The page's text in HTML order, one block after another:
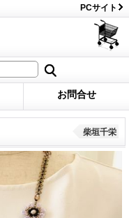
PCサイト
お問合せ
柴垣千栄